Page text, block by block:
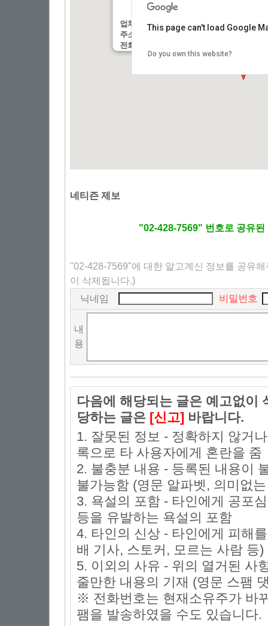
업체명:
:명품장례최오섭
주소:
: 서울특별시 강남구 자곡동 자곡로
전화번호:
This page can't load Google
Do you own this website?
네티즌 제보
"02-428-7569" 번호로 공유된
"02-428-7569"에 대한 알고계신 정보를 공유해
이 삭제됩니다.)
닉네임
비밀번호
내
용
다음에 해당되는 글은 예고없이
당하는 글은 [신고] 바랍니다.
1. 잘못된 정보 - 정확하지 않거
록으로 타 사용자에게 혼란을 줌
2. 불충분 내용 - 등록된 내용이
불가능함 (영문 알파벳, 의미없
3. 욕설의 포함 - 타인에게 공포
등을 유발하는 욕설의 포함
4. 타인의 신상 - 타인에게 피해
배 기사, 스토커, 모르는 사람 등)
5. 이외의 사유 - 위의 열거된 사
줄만한 내용의 기재 (영문 스팸
※ 전화번호는 현재소유주가 바
팸을 발송하였을 수도 있습니다.